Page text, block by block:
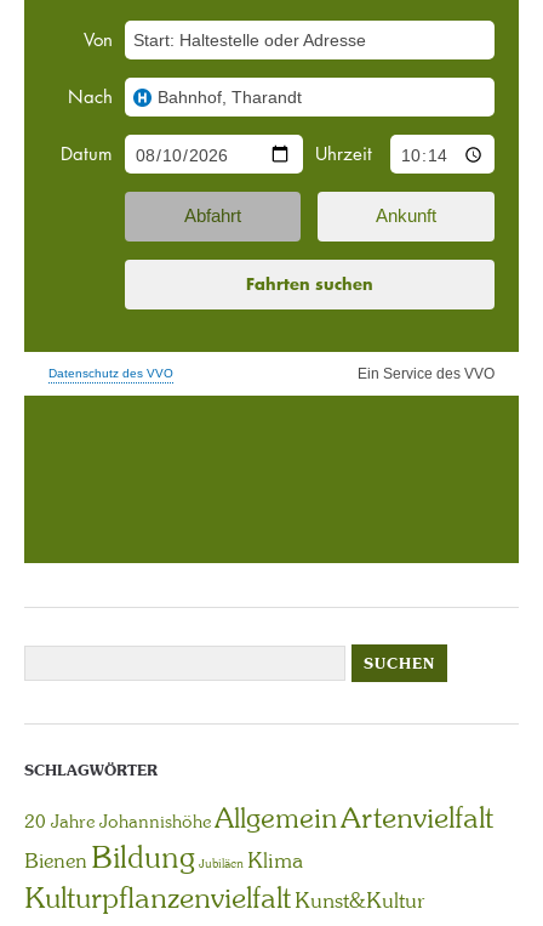
SCHLAGWÖRTER
20 Jahre JohannishöheAllgemeinArtenvielfalt
Bienen Bildung Jubiläen Klima
KulturpflanzenvielfaltKunst&Kultur